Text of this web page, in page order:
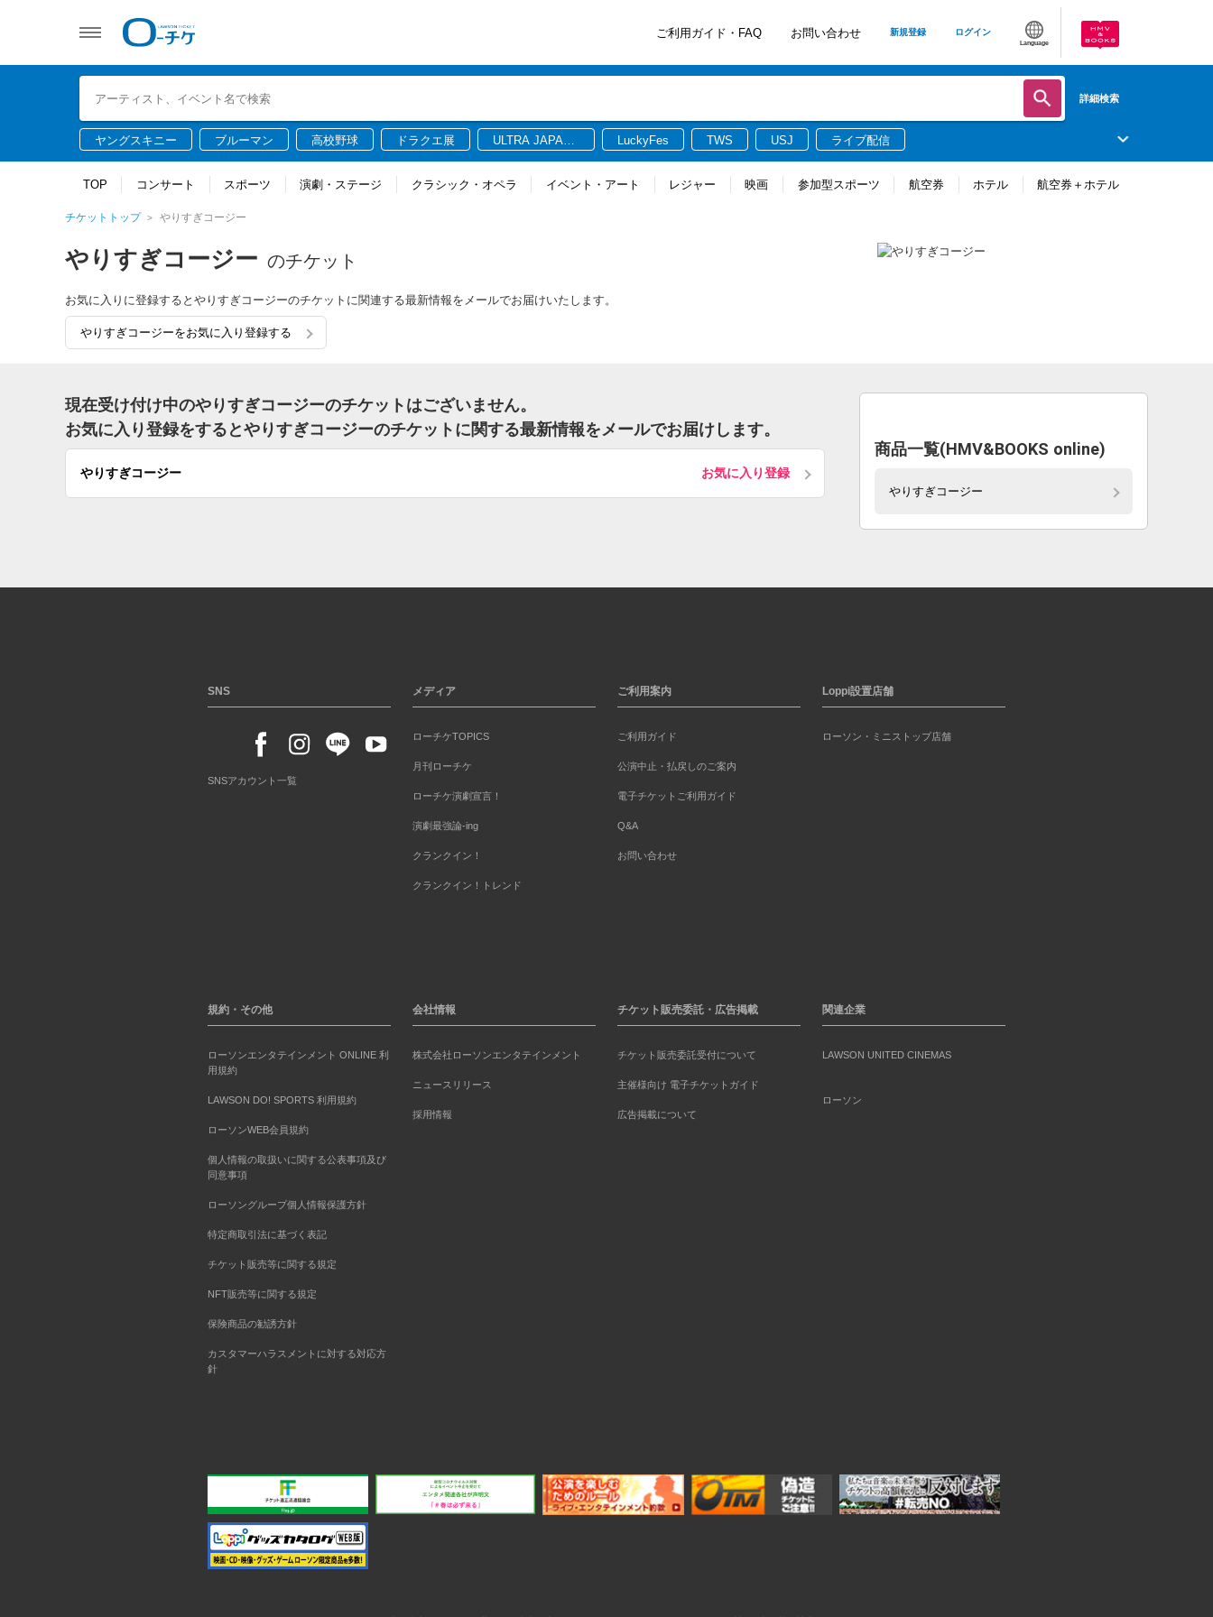
ご利用ガイド・FAQ お問い合わせ 新規登録 ログイン
Language
詳細検索
ヤングスキニー ブルーマン 高校野球 ドラクエ展
ULTRA JAPAN
LuckyFes TWS USJ ライブ配信
TOP コンサート スポーツ 演劇・ステージ クラシック・オペラ イベント・アート レジャー 映画 参加型スポーツ 航空券 ホテル 航空券＋ホテル
チケットトップ やりすぎコージー
やりすぎコージー のチケット
お気に入りに登録するとやりすぎコージーのチケットに関連する最新情報をメールでお届けいたします。
やりすぎコージーをお気に入り登録する
現在受け付け中のやりすぎコージーのチケットはございません。
お気に入り登録をするとやりすぎコージーのチケットに関する最新情報をメールでお届けします。
やりすぎコージー お気に入り登録
商品一覧(HMV&BOOKS online)
やりすぎコージー
SNS
SNSアカウント一覧
メディア
ローチケTOPICS
月刊ローチケ
ローチケ演劇宣言！
演劇最強論-ing
クランクイン！
クランクイン！トレンド
ご利用案内
ご利用ガイド
公演中止・払戻しのご案内
電子チケットご利用ガイド
Q&A
お問い合わせ
Loppi設置店舗
ローソン・ミニストップ店舗
規約・その他
ローソンエンタテインメント ONLINE 利
用規約
LAWSON DO! SPORTS 利用規約
ローソンWEB会員規約
個人情報の取扱いに関する公表事項及び
同意事項
ローソングループ個人情報保護方針
特定商取引法に基づく表記
チケット販売等に関する規定
NFT販売等に関する規定
保険商品の勧誘方針
カスタマーハラスメントに対する対応方
針
会社情報
株式会社ローソンエンタテインメント
ニュースリリース
採用情報
チケット販売委託・広告掲載
チケット販売委託受付について
主催様向け 電子チケットガイド
広告掲載について
関連企業
LAWSON UNITED CINEMAS
ローソン